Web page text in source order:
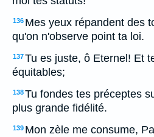
136 Mes yeux répandent des
qu'on n'observe point ta loi.
137Tu es juste, ô Eternel! Et
équitables;
138Tu fondes tes préceptes
plus grande fidélité.
139 Mon zèle me consume,